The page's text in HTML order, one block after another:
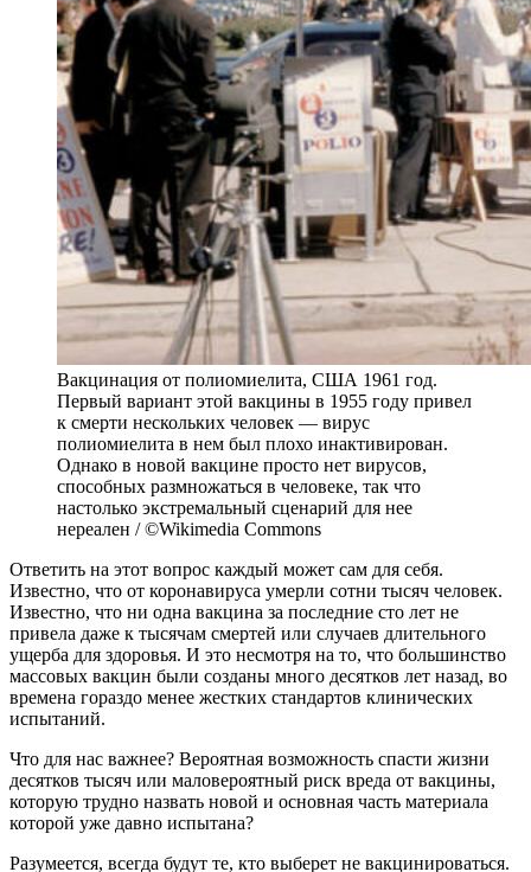
Вакцинация от полиомиелита, США 1961 год.
Первый вариант этой вакцины в 1955 году привел
к смерти нескольких человек — вирус
полиомиелита в нем был плохо инактивирован.
Однако в новой вакцине просто нет вирусов,
способных размножаться в человеке, так что
настолько экстремальный сценарий для нее
нереален / ©Wikimedia Commons
Ответить на этот вопрос каждый может сам для себя.
Известно, что от коронавируса умерли сотни тысяч человек.
Известно, что ни одна вакцина за последние сто лет не
привела даже к тысячам смертей или случаев длительного
ущерба для здоровья. И это несмотря на то, что большинство
массовых вакцин были созданы много десятков лет назад, во
времена гораздо менее жестких стандартов клинических
испытаний.
Что для нас важнее? Вероятная возможность спасти жизни
десятков тысяч или маловероятный риск вреда от вакцины,
которую трудно назвать новой и основная часть материала
которой уже давно испытана?
Разумеется, всегда будут те, кто выберет не вакцинироваться.